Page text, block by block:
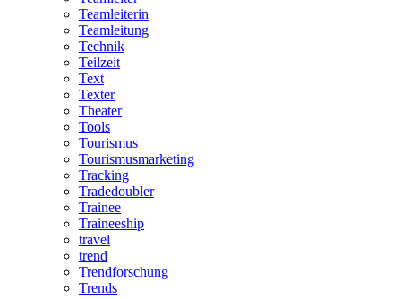
Teamleiterin
Teamleitung
Technik
Teilzeit
Text
Texter
Theater
Tools
Tourismus
Tourismusmarketing
Tracking
Tradedoubler
Trainee
Traineeship
travel
trend
Trendforschung
Trends